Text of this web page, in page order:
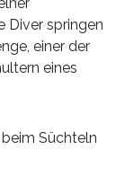
Diver springen
einer der
eines